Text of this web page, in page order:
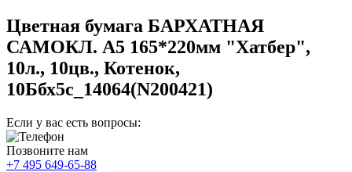
Цветная бумага БАРХАТНАЯ
САМОКЛ. А5 165*220мм "Хатбер",
10л., 10цв., Котенок,
10Ббх5с_14064(N200421)
Если у вас есть вопросы:
Позвоните нам
+7 495 649-65-88